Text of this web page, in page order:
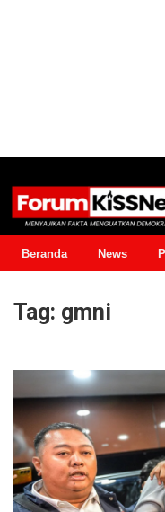
Beranda News
Tag: gmni